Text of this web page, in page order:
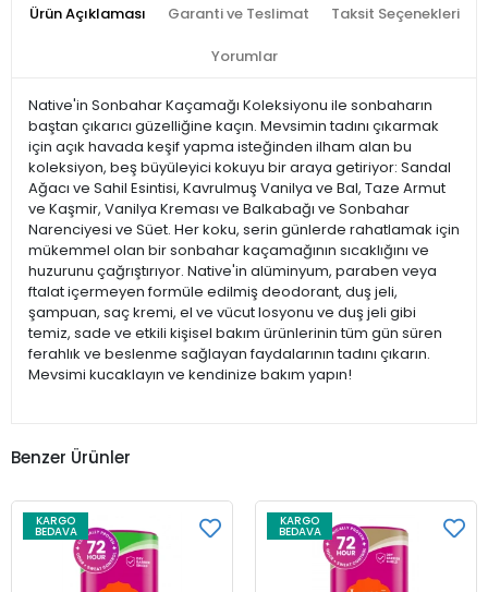
Ürün Açıklaması Garanti ve Teslimat Taksit Seçenekleri
Yorumlar
Native'in Sonbahar Kaçamağı Koleksiyonu ile sonbaharın
baştan çıkarıcı güzelliğine kaçın. Mevsimin tadını çıkarmak
için açık havada keşif yapma isteğinden ilham alan bu
koleksiyon, beş büyüleyici kokuyu bir araya getiriyor: Sandal
Ağacı ve Sahil Esintisi, Kavrulmuş Vanilya ve Bal, Taze Armut
ve Kaşmir, Vanilya Kreması ve Balkabağı ve Sonbahar
Narenciyesi ve Süet. Her koku, serin günlerde rahatlamak için
mükemmel olan bir sonbahar kaçamağının sıcaklığını ve
huzurunu çağrıştırıyor. Native'in alüminyum, paraben veya
ftalat içermeyen formüle edilmiş deodorant, duş jeli,
şampuan, saç kremi, el ve vücut losyonu ve duş jeli gibi
temiz, sade ve etkili kişisel bakım ürünlerinin tüm gün süren
ferahlık ve beslenme sağlayan faydalarının tadını çıkarın.
Mevsimi kucaklayın ve kendinize bakım yapın!
Benzer Ürünler
KARGO
BEDAVA
KARGO
BEDAVA